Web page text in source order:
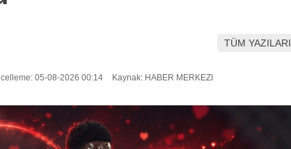
TÜM YAZILARI
05-08-2026 00:14 Kaynak: HABER MERKEZI